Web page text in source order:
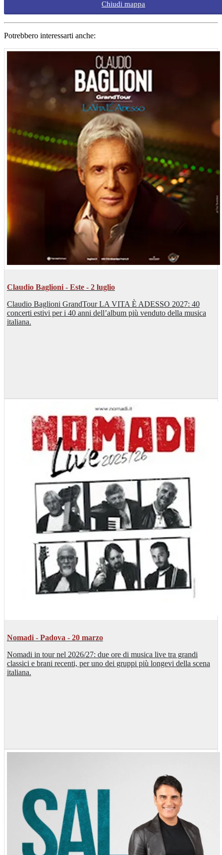
Chiudi mappa
Potrebbero interessarti anche:
Claudio Baglioni - Este - 2 luglio
Claudio Baglioni GrandTour LA VITA È ADESSO 2027: 40
concerti estivi per i 40 anni dell’album più venduto della musica
italiana.
Nomadi - Padova - 20 marzo
Nomadi in tour nel 2026/27: due ore di musica live tra grandi
classici e brani recenti, per uno dei gruppi più longevi della scena
italiana.